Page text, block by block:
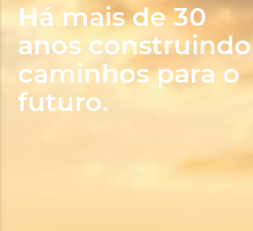
Há mais de 30
anos construindo
caminhos para o
futuro.